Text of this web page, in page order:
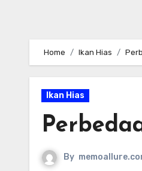
Home Ikan Hias
Ikan Hias
By